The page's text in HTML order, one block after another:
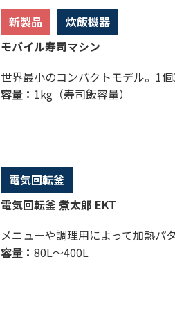
新製品
炊飯機器
モバイル寿司マシン
世界最小のコンパクトモデル。1
容量： 1kg（寿司飯容量）
電気回転釜
電気回転釜 煮太郎 EKT
メニューや調理用によって加熱パ
容量： 80L～400L